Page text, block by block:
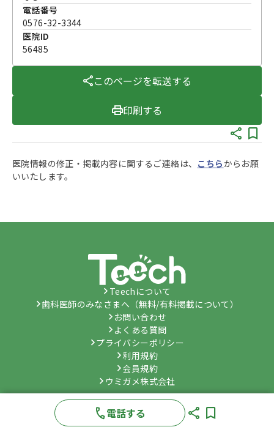
電話番号
0576-32-3344
医院ID
56485
このページを転送する
印刷する
医院情報の修正・掲載内容に関するご連絡は、 こちらからお願
いいたします。
Teechについて
歯科医師のみなさまへ（無料/有料掲載について）
お問い合わせ
よくある質問
プライバシーポリシー
利用規約
会員規約
ウミガメ株式会社
© Umygame Co., Ltd. All Rights Reserved.